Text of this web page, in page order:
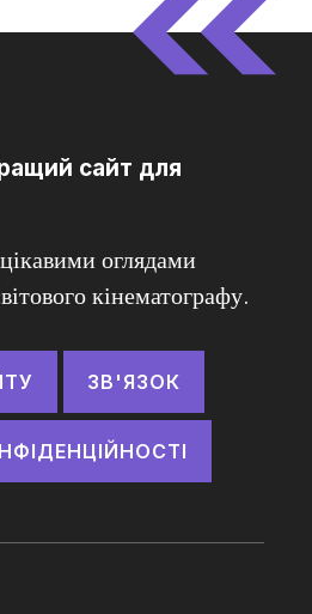
сайт для
оглядами
кінематографу.
ЗВ'ЯЗОК